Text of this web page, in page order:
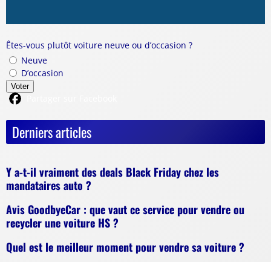
Êtes-vous plutôt voiture neuve ou d’occasion ?
Neuve
D’occasion
Voter
Derniers articles
Y a-t-il vraiment des deals Black Friday chez les
mandataires auto ?
Avis GoodbyeCar : que vaut ce service pour vendre ou
recycler une voiture HS ?
Quel est le meilleur moment pour vendre sa voiture ?